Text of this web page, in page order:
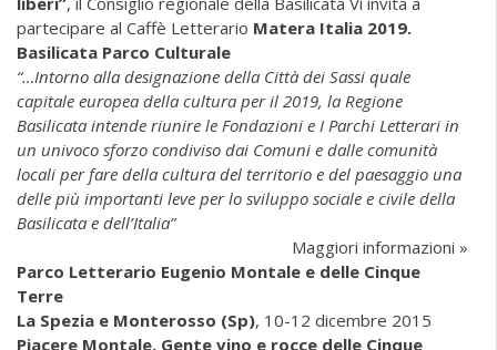
partecipare al Caffè Letterario Matera Italia 2019.
Basilicata Parco Culturale
“…Intorno alla designazione della Città dei Sassi quale
capitale europea della cultura per il 2019, la Regione
Basilicata intende riunire le Fondazioni e I Parchi Letterari in
un univoco sforzo condiviso dai Comuni e dalle comunità
locali per fare della cultura del territorio e del paesaggio una
delle più importanti leve per lo sviluppo sociale e civile della
Basilicata e dell’Italia”
Maggiori informazioni »
Parco Letterario Eugenio Montale e delle Cinque
Terre
La Spezia e Monterosso (Sp), 10-12 dicembre 2015
Piacere Montale. Gente vino e rocce delle Cinque